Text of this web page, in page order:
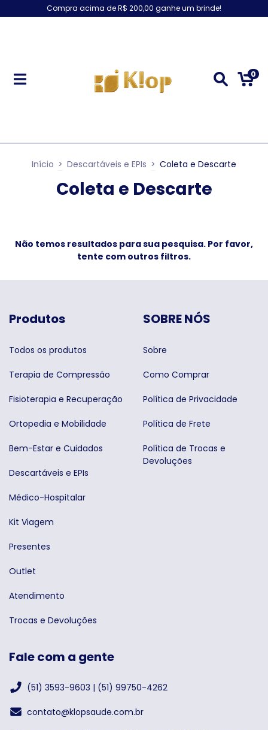
Compra acima de R$ 200,00 ganhe um brinde!
0
Início > Descartáveis e EPIs > Coleta e Descarte
Coleta e Descarte
Não temos resultados para sua pesquisa. Por favor,
tente com outros filtros.
Produtos
Todos os produtos
Terapia de Compressão
Fisioterapia e Recuperação
Ortopedia e Mobilidade
Bem-Estar e Cuidados
Descartáveis e EPIs
Médico-Hospitalar
Kit Viagem
Presentes
Outlet
Atendimento
Trocas e Devoluções
SOBRE NÓS
Sobre
Como Comprar
Política de Privacidade
Política de Frete
Política de Trocas e
Devoluções
Fale com a gente
(51) 3593-9603 | (51) 99750-4262
contato@klopsaude.com.br